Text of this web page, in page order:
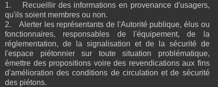
1.
Recueillir des informations en provenance d'usagers,
qu'ils soient membres ou non.
2.
Alerter les représentants de l'Autorité publique, élus ou
fonctionnaires, responsables de l'équipement, de la
réglementation, de la signalisation et de la sécurité de
l'espace piétonnier sur toute situation problématique,
émettre des propositions voire des revendications aux fins
d'amélioration des conditions de circulation et de sécurité
des piétons.